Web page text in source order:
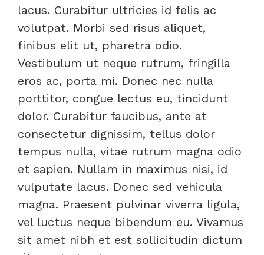
lacus. Curabitur ultricies id felis ac
volutpat. Morbi sed risus aliquet,
finibus elit ut, pharetra odio.
Vestibulum ut neque rutrum, fringilla
eros ac, porta mi. Donec nec nulla
porttitor, congue lectus eu, tincidunt
dolor. Curabitur faucibus, ante at
consectetur dignissim, tellus dolor
tempus nulla, vitae rutrum magna odio
et sapien. Nullam in maximus nisi, id
vulputate lacus. Donec sed vehicula
magna. Praesent pulvinar viverra ligula,
vel luctus neque bibendum eu. Vivamus
sit amet nibh et est sollicitudin dictum